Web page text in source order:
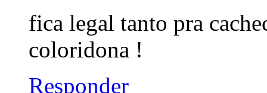
fica legal tanto pra
coloridona !
Responder